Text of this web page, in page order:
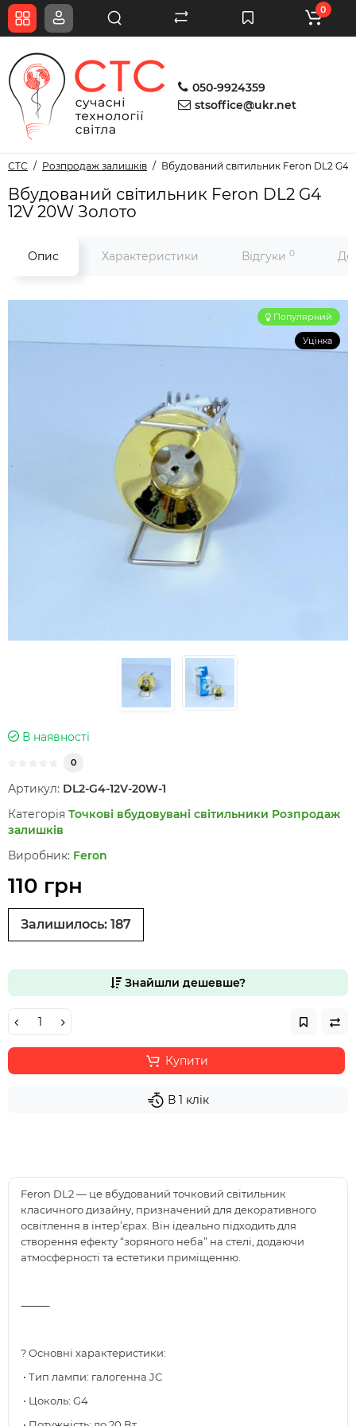
050-9924359
stsoffice@ukr.net
0
СТС Розпродаж залишків Вбудований світильник Feron DL2 G4
Вбудований світильник Feron DL2 G4
12V 20W Золото
Опис Характеристики Відгуки 0
Популярний
Уцінка
В наявності
0
Артикул: DL2-G4-12V-20W-1
Категорія Точкові вбудовувані світильники Розпродаж
залишків
Виробник: Feron
110 грн
Залишилось: 187
Знайшли дешевше?
Купити
В 1 клік
Feron DL2 — це вбудований точковий світильник
класичного дизайну, призначений для декоративного
освітлення в інтер’єрах. Він ідеально підходить для
створення ефекту “зоряного неба” на стелі, додаючи
атмосферності та естетики приміщенню.
⸻
? Основні характеристики:
• Тип лампи: галогенна JC
• Цоколь: G4